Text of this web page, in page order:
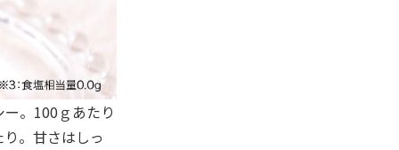
。100ｇあたり
。甘さはしっ